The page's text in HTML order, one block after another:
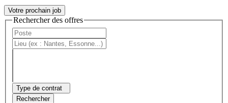
Votre prochain job
Rechercher des offres
Type de contrat
Rechercher